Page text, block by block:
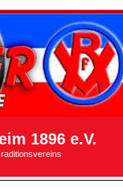
1896 e.V.